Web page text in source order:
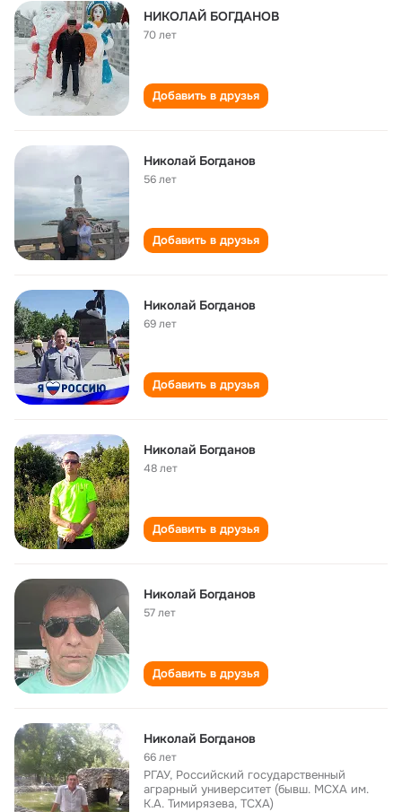
НИКОЛАЙ БОГДАНОВ
70 лет
Добавить в друзья
Николай Богданов
56 лет
Добавить в друзья
Николай Богданов
69 лет
Добавить в друзья
Николай Богданов
48 лет
Добавить в друзья
Николай Богданов
57 лет
Добавить в друзья
Николай Богданов
66 лет
РГАУ, Российский государственный
аграрный университет (бывш. МСХА им.
К.А. Тимирязева, ТСХА)